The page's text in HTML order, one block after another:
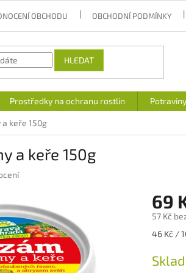
OBCHODU OBCHODNÍ PODMÍNKY
HLEDAT
Prostředky na ochranu rostlin Potraviny
keře 150g
a keře 150g
69
57 Kč
Měrná
46 Kč /